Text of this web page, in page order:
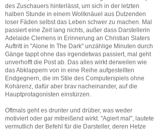
des Zuschauers hinterlässt, um sich in der letzten
halben Stunde in einem Wollknäuel aus Dutzenden
loser Fäden selbst das Leben schwer zu machen. Mal
passiert eine Zeit lang nichts, außer dass Darstellerin
Adelaide Clemens in Erinnerung an Christian Slaters
Auftritt in "Alone In The Dark" unzählige Minuten durch
Gänge tappt ohne das irgendetwas passiert, mal geht
unverhofft die Post ab. Das alles wirkt derweilen wie
das Abklappern von in eine Reihe aufgestellten
Endgegnern, die im Stile des Computerspiels ohne
Kohärenz, dafür aber brav nacheinander, auf die
Hauptprotagonisten einstürzen.
Oftmals geht es drunter und drüber, was weder
motiviert oder gar mitreißend wirkt. "Agiert mal", lautete
vermutlich der Befehl für die Darsteller, deren Hetze